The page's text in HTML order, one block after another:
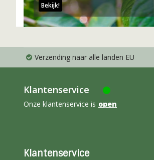
Bekijk!
Verzending naar alle landen EU
Klantenservice
Onze klantenservice is open
Klantenservice